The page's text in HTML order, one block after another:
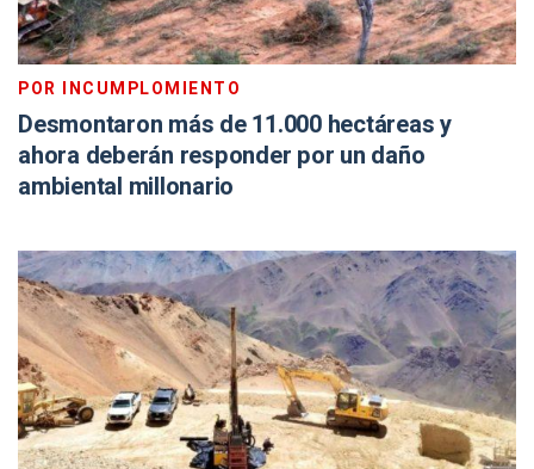
POR INCUMPLOMIENTO
Desmontaron más de 11.000 hectáreas y
ahora deberán responder por un daño
ambiental millonario